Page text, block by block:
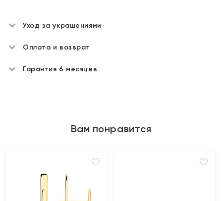
Уход за украшениями
Оплата и возврат
Гарантия 6 месяцев
Вам понравится